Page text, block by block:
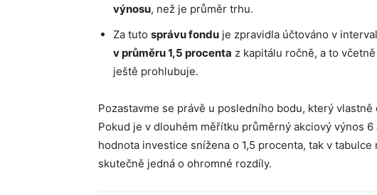
výnosu, než je průměr trhu.
Za tuto správu fondu je zpravidla účtováno v
v průměru 1,5 procenta z kapitálu ročně, a to
ještě prohlubuje.
Pozastavme se právě u posledního bodu, který
Pokud je v dlouhém měřítku průměrný akciový výnos
hodnota investice snížena o 1,5 procenta, tak v
skutečně jedná o ohromné rozdíly.